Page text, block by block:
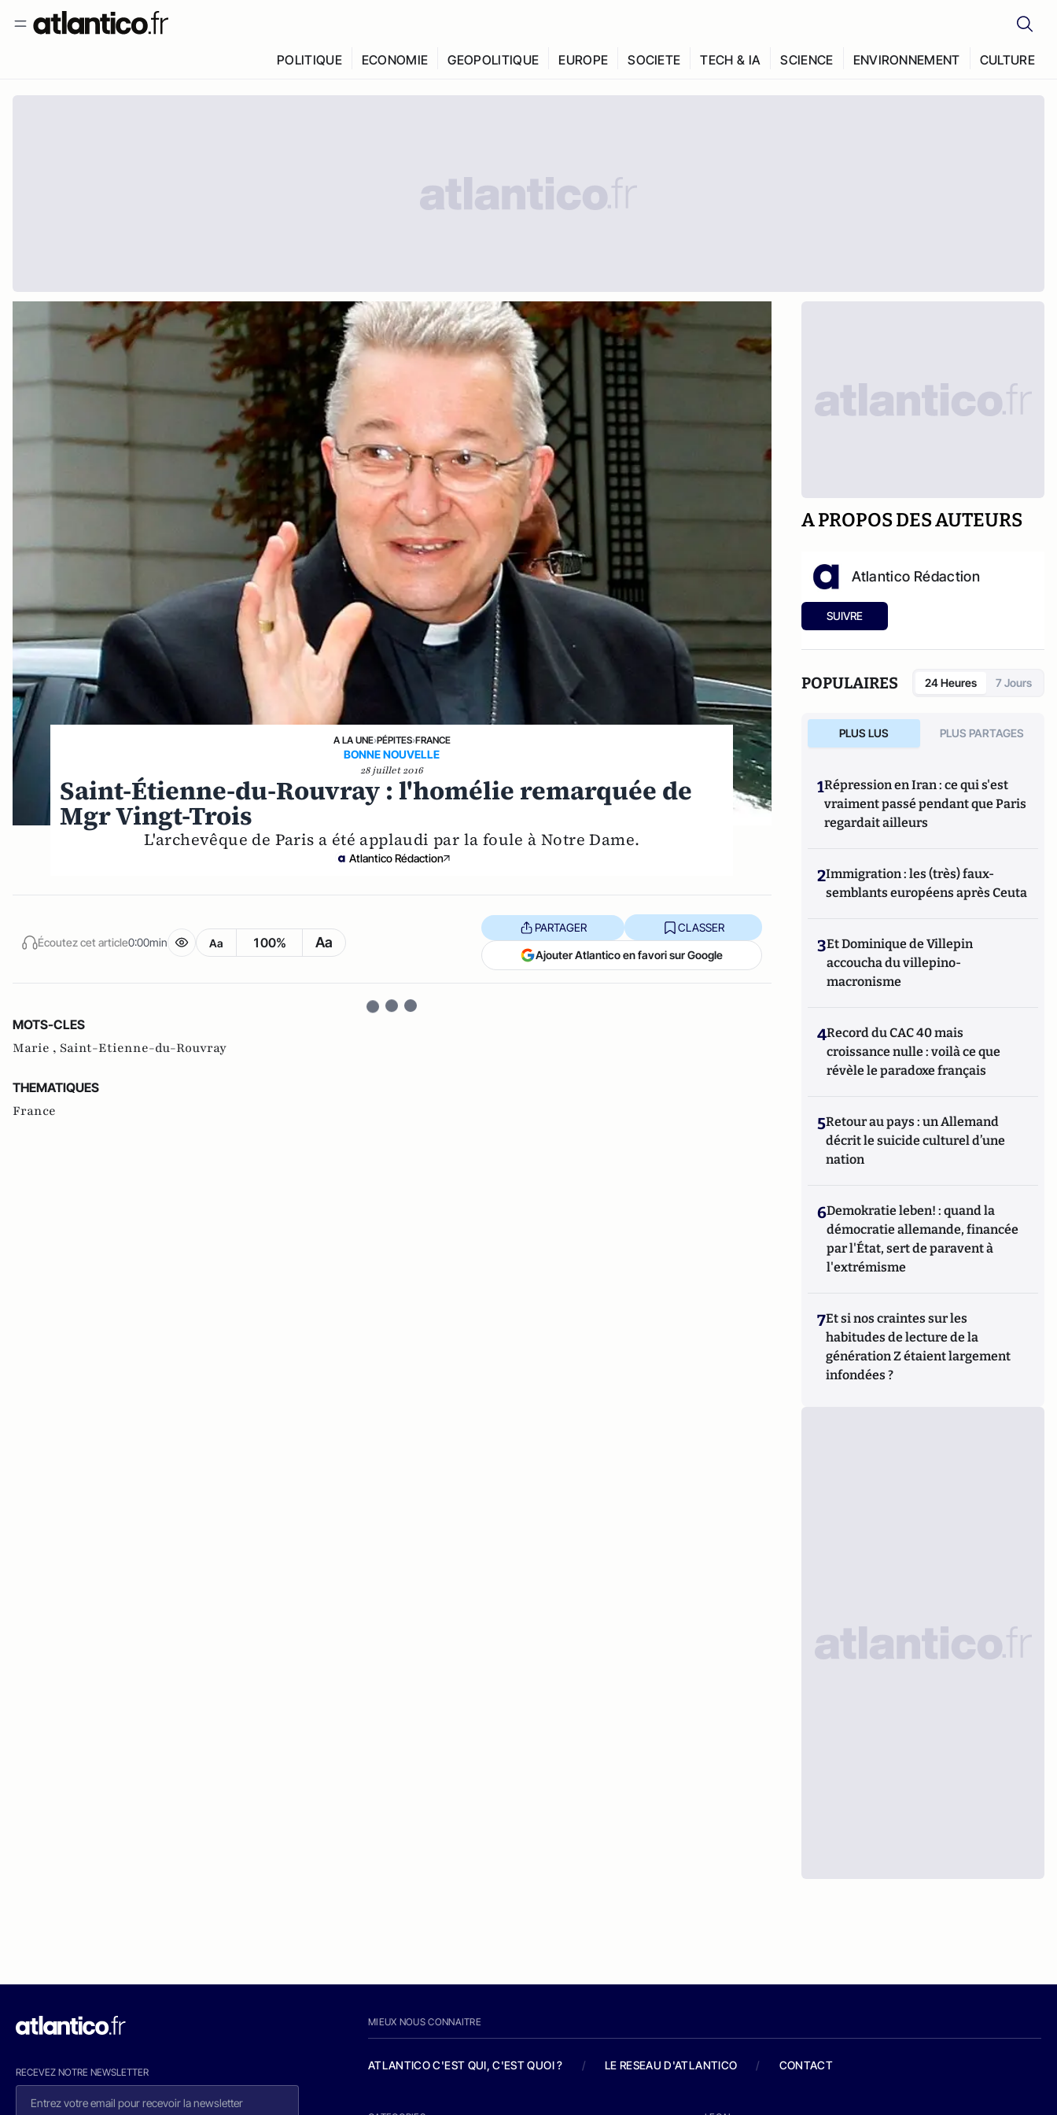
POLITIQUE ECONOMIE GEOPOLITIQUE EUROPE SOCIETE TECH & IA SCIENCE ENVIRONNEMENT CULTURE
A LA UNE›PÉPITES›FRANCE
BONNE NOUVELLE
28 juillet 2016
Saint-Étienne-du-Rouvray : l'homélie remarquée de
Mgr Vingt-Trois
L'archevêque de Paris a été applaudi par la foule à Notre Dame.
Atlantico Rédaction
Écoutez cet article0:00min Aa 100% Aa
PARTAGER CLASSER
Ajouter Atlantico en favori sur Google
MOTS-CLES
Marie , Saint-Etienne-du-Rouvray
THEMATIQUES
France
A PROPOS DES AUTEURS
Atlantico Rédaction
SUIVRE
POPULAIRES 24 Heures 7 Jours
PLUS LUS PLUS PARTAGES
1Répression en Iran : ce qui s'est
vraiment passé pendant que Paris
regardait ailleurs
2Immigration : les (très) faux-
semblants européens après Ceuta
3Et Dominique de Villepin
accoucha du villepino-
macronisme
4Record du CAC 40 mais
croissance nulle : voilà ce que
révèle le paradoxe français
5Retour au pays : un Allemand
décrit le suicide culturel d’une
nation
6Demokratie leben! : quand la
démocratie allemande, financée
par l'État, sert de paravent à
l'extrémisme
7Et si nos craintes sur les
habitudes de lecture de la
génération Z étaient largement
infondées ?
RECEVEZ NOTRE NEWSLETTER
MIEUX NOUS CONNAITRE
ATLANTICO C'EST QUI, C'EST QUOI ? / LE RESEAU D'ATLANTICO / CONTACT